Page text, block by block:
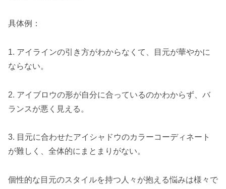
具体例：
1. アイラインの引き方がわからなくて、目元が華やかに
ならない。
2. アイブロウの形が自分に合っているのかわからず、バ
ランスが悪く見える。
3. 目元に合わせたアイシャドウのカラーコーディネート
が難しく、全体的にまとまりがない。
個性的な目元のスタイルを持つ人々が抱える悩みは様々で